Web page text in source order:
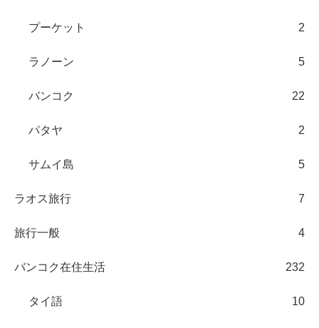
プーケット 2
ラノーン 5
バンコク 22
パタヤ 2
サムイ島 5
ラオス旅行 7
旅行一般 4
バンコク在住生活 232
タイ語 10